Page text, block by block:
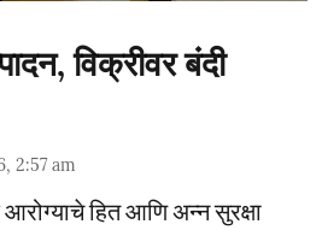
विक्रीवर बंदी
2:57 am
हित आणि अन्न सुरक्षा